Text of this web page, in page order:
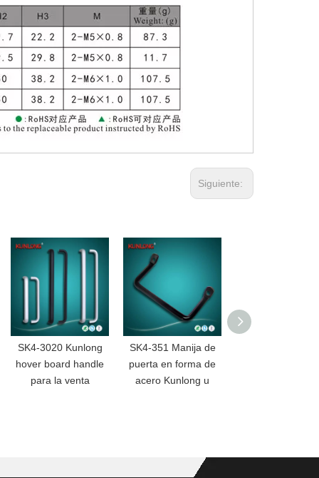
Siguiente:
SK4-3020 Kunlong
hover board handle
para la venta
SK4-351 Manija de
puerta en forma de
acero Kunlong u